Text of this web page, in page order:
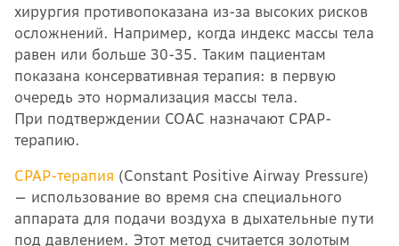
хирургия противопоказана из-за высоких рисков
осложнений. Например, когда индекс массы тела
равен или больше 30-35. Таким пациентам
показана консервативная терапия: в первую
очередь это нормализация массы тела.
При подтверждении СОАС назначают CPAP-
терапию.
СPAP-терапия (Constant Positive Airway Pressure)
— использование во время сна специального
аппарата для подачи воздуха в дыхательные пути
под давлением. Этот метод считается золотым